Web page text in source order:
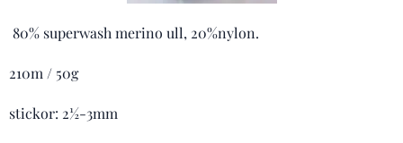
80% superwash merino ull, 20%nylon.
210m / 50g
stickor: 2½-3mm